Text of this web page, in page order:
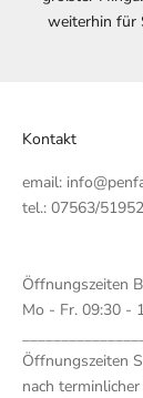
weiterhin für
Kontakt
email:
tel.: 07563/
Öffnungszeiten
Mo - Fr. 09:30 -
Öffnungszeiten
nach